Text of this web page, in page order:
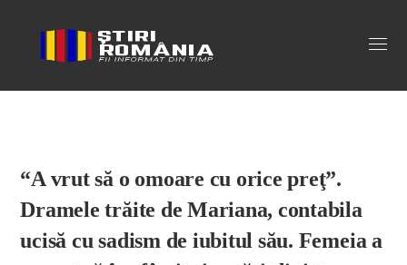
Stiri Romania
“A vrut să o omoare cu orice preţ”.
Dramele trăite de Mariana, contabila
ucisă cu sadism de iubitul său. Femeia a